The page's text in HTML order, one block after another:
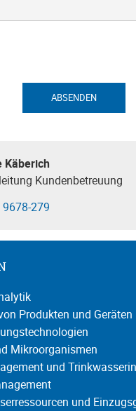
ABSENDEN
Käberich
Kundenbetreuung
279
Produkten und Geräten
Mikroorganismen
und
und